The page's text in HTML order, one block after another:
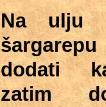
Na ulju
dodati
zatim